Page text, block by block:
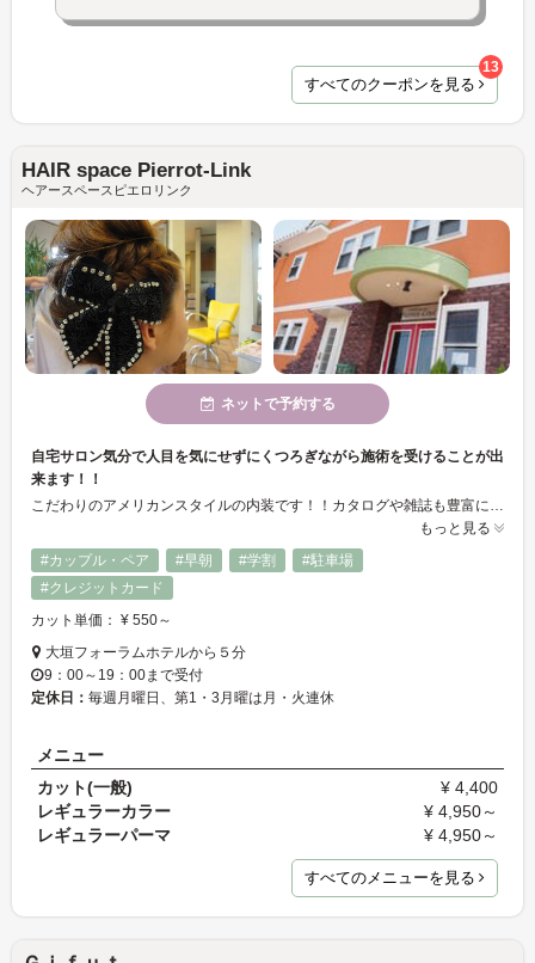
すべてのクーポンを見る
13
HAIR space Pierrot-Link
ヘアースペースピエロリンク
ネットで予約する
自宅サロン気分で人目を気にせずにくつろぎながら施術を受けることが出
来ます！！
こだわりのアメリカンスタイルの内装です！！カタログや雑誌も豊富に揃え、なりたいスタイルを心ゆくまでご相談にのります☆あいまいなイメージでもぜひ1度お話しください♪
もっと見る
#カップル・ペア
#早朝 #学割
#駐車場
#クレジットカード
カット単価： ¥ 550～
大垣フォーラムホテルから５分
9：00～19：00まで受付
定休日： 毎週月曜日、第1・3月曜は月・火連休
メニュー
カット(一般)
¥ 4,400
レギュラーカラー
¥ 4,950～
レギュラーパーマ
¥ 4,950～
すべてのメニューを見る